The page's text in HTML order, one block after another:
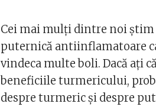
Cei mai mulți dintre noi
puternică antiinflamatoare
vindeca multe boli. Dacă ați
beneficiile turmericului,
despre turmeric și despre